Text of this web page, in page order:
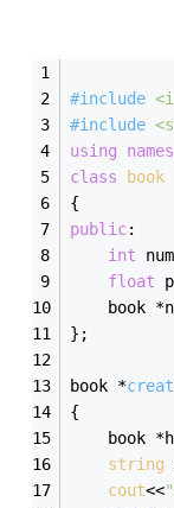
#include
#include
using
class
book
{
public:
int
float
book
};
book *creat
{
book
string
cout<<